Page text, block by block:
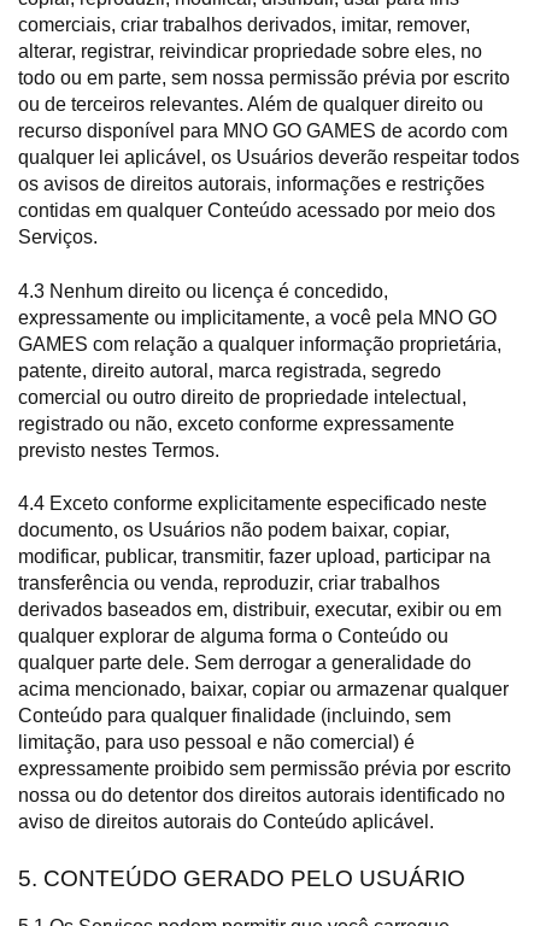
comerciais, criar trabalhos derivados, imitar, remover,
alterar, registrar, reivindicar propriedade sobre eles, no
todo ou em parte, sem nossa permissão prévia por escrito
ou de terceiros relevantes. Além de qualquer direito ou
recurso disponível para MNO GO GAMES de acordo com
qualquer lei aplicável, os Usuários deverão respeitar todos
os avisos de direitos autorais, informações e restrições
contidas em qualquer Conteúdo acessado por meio dos
Serviços.
4.3 Nenhum direito ou licença é concedido,
expressamente ou implicitamente, a você pela MNO GO
GAMES com relação a qualquer informação proprietária,
patente, direito autoral, marca registrada, segredo
comercial ou outro direito de propriedade intelectual,
registrado ou não, exceto conforme expressamente
previsto nestes Termos.
4.4 Exceto conforme explicitamente especificado neste
documento, os Usuários não podem baixar, copiar,
modificar, publicar, transmitir, fazer upload, participar na
transferência ou venda, reproduzir, criar trabalhos
derivados baseados em, distribuir, executar, exibir ou em
qualquer explorar de alguma forma o Conteúdo ou
qualquer parte dele. Sem derrogar a generalidade do
acima mencionado, baixar, copiar ou armazenar qualquer
Conteúdo para qualquer finalidade (incluindo, sem
limitação, para uso pessoal e não comercial) é
expressamente proibido sem permissão prévia por escrito
nossa ou do detentor dos direitos autorais identificado no
aviso de direitos autorais do Conteúdo aplicável.
5. CONTEÚDO GERADO PELO USUÁRIO